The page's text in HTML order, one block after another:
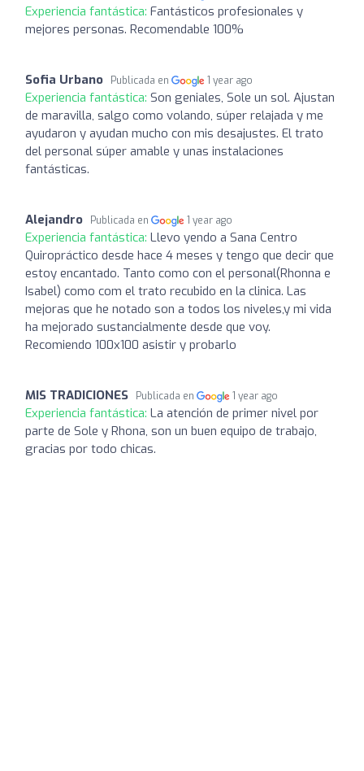
Experiencia fantástica: Fantásticos profesionales y
mejores personas. Recomendable 100%
Sofia Urbano Publicada en 1 year ago
Experiencia fantástica: Son geniales, Sole un sol. Ajustan
de maravilla, salgo como volando, súper relajada y me
ayudaron y ayudan mucho con mis desajustes. El trato
del personal súper amable y unas instalaciones
fantásticas.
Alejandro Publicada en 1 year ago
Experiencia fantástica: Llevo yendo a Sana Centro
Quiropráctico desde hace 4 meses y tengo que decir que
estoy encantado. Tanto como con el personal(Rhonna e
Isabel) como com el trato recubido en la clinica. Las
mejoras que he notado son a todos los niveles,y mi vida
ha mejorado sustancialmente desde que voy.
Recomiendo 100x100 asistir y probarlo
MIS TRADICIONES Publicada en 1 year ago
Experiencia fantástica: La atención de primer nivel por
parte de Sole y Rhona, son un buen equipo de trabajo,
gracias por todo chicas.